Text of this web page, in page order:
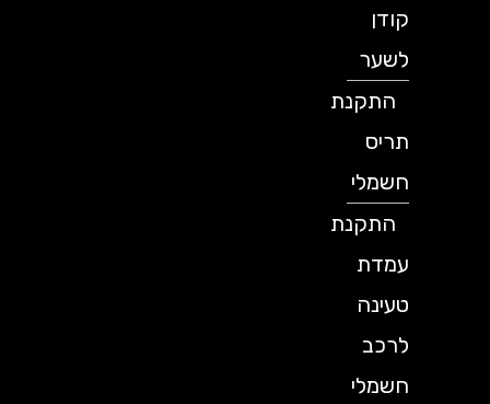
לשער
התקנת
תריס
חשמלי
התקנת
עמדת
טעינה
לרכב
חשמלי